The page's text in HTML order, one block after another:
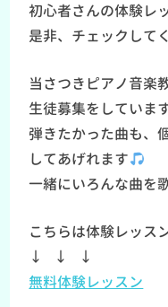
初心者さんの体験レ
是非、チェックして
当さつきピアノ音楽
生徒募集をしています
弾きたかった曲も、
してあげれます
一緒にいろんな曲を
こちらは体験レッス
↓ ↓ ↓
無料体験レッスン